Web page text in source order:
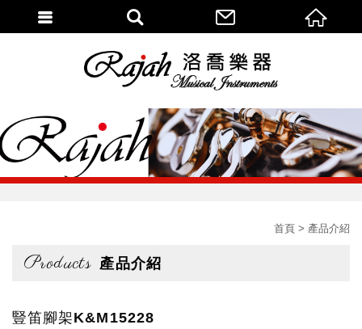
首頁 產品介紹
Products 產品介紹
豎笛腳架K&M15228